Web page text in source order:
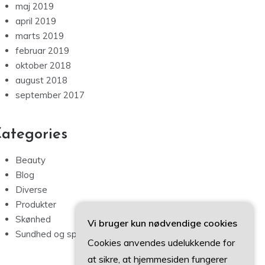
maj 2019
april 2019
marts 2019
februar 2019
oktober 2018
august 2018
september 2017
Beauty
Blog
Diverse
Produkter
Skønhed
Sundhed og sport
Vi bruger kun nødvendige cookies
Cookies anvendes udelukkende for
at sikre, at hjemmesiden fungerer